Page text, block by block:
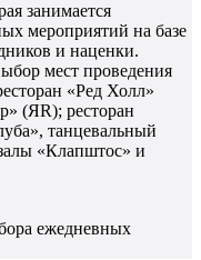
занимается
мероприятий на базе
и наценки.
мест проведения
«Ред Холл»
(ЯR); ресторан
танцевальный
«Клапштос» и
ежедневных